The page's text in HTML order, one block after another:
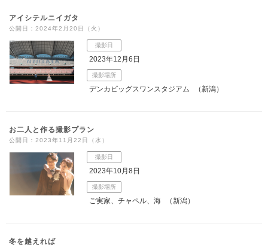
アイシテルニイガタ
公開日：2024年2月20日（火）
撮影日
2023年12月6日
撮影場所
デンカビッグスワンスタジアム （新潟）
お二人と作る撮影プラン
公開日：2023年11月22日（水）
撮影日
2023年10月8日
撮影場所
ご実家、チャペル、海 （新潟）
冬を越えれば